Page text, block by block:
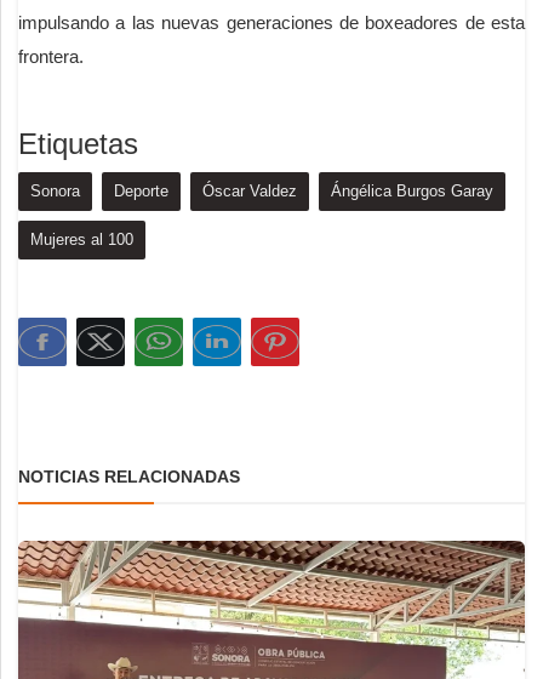
impulsando a las nuevas generaciones de boxeadores de esta
frontera.
Etiquetas
Sonora Deporte Óscar Valdez Ángélica Burgos Garay
Mujeres al 100
NOTICIAS RELACIONADAS